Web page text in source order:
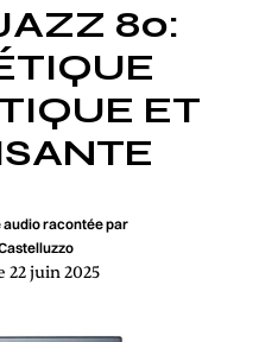
80:
ET
racontée par
22 juin 2025